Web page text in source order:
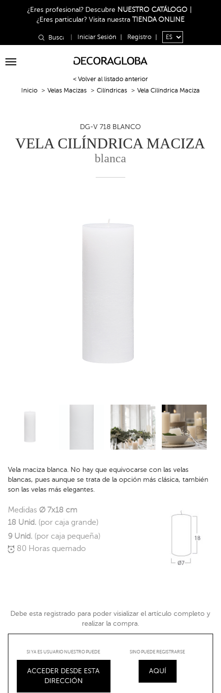
¿Eres profesional? Descubre NUESTRO CATÁLOGO
¿Eres particular? Visita nuestra TIENDA ONLINE
Iniciar Sesión Registro
Toggle
< Volver al listado anterior
Inicio
Velas Macizas Cilíndricas Vela Cilíndrica Maciza
DG-V 718 BLANCO
VELA CILÍNDRICA MACIZA
blanca
Vela maciza blanca. No hay que equivocarse con las velas
blancas, pues aunque se trata de la opción más clásica, también
son las velas más elegantes.
Medidas Ø 7x18 cm
18 Unid. (por caja grande)
9 Unid. (por caja pequeña)
80 Horas quemado
Debe esta registrado para poder visializar el artículo completo y
realizar la compra.
SI YA ES USUARIO NUESTRO PUEDE
ACCEDER DESDE ESTA
DIRECCIÓN
SINO PUEDE REGISTRARSE
AQUÍ